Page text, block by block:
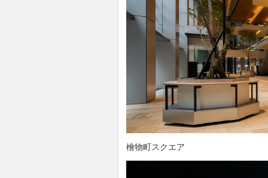
檜物町スクエア